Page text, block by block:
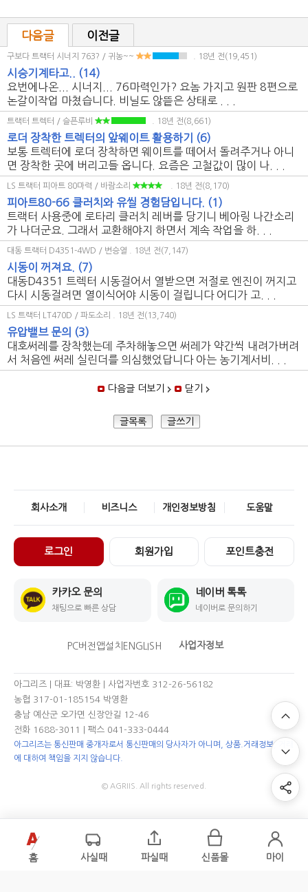
다음글 이전글
구보다 트랙터 시너지 763? / 귀농~~ . 18년 전(19,451)
시승기계타고.. (14)
요번에나온... 시너지... 76마력인가? 요놈 가지고 원판 8편으로
논갈이작업 마쳤습니다. 비닐도 않띁은 상태로 . . .
트랙터 트렉터 / 슬픈루비 . 18년 전(8,661)
로더 장착한 트렉터의 앞웨이트 활용하기 (6)
보통 트렉터에 로더 장착하면 웨이트를 떼어서 돌려주거나 아니
면 장착한 곳에 버리고들 옵니다. 요즘은 고철값이 많이 나. . .
LS 트랙터 피아트 80마력 / 바람소리 . 18년 전(8,170)
피아트80-66 클러치와 유씰 경험담입니다. (1)
트랙터 사용중에 로타리 클러치 레버를 당기니 베아링 나간소리
가 나더군요. 그래서 교환해야지 하면서 계속 작업을 하. . .
대동 트랙터 D4351-4WD / 변승열 . 18년 전(7,147)
시동이 꺼져요. (7)
대동D4351 트렉터 시동걸어서 열받으면 저절로 엔진이 꺼지고
다시 시동걸려면 열이식어야 시동이 걸립니다 어디가 고. . .
LS 트랙터 LT470D / 파도소리 . 18년 전(13,740)
유압밸브 문의 (3)
대호써레를 장착했는데 주차해놓으면 써레가 약간씩 내려가버려
서 처음엔 써레 실린더를 의심했었답니다 아는 농기계서비. . .
다음글 더보기 닫기
글목록 글쓰기
회사소개 비즈니스 개인정보방침 도움말
로그인 회원가입 포인트충전
카카오 문의
채팅으로 빠른 상담
네이버 톡톡
네이버로 문의하기
PC버전 앱설치 ENGLISH 사업자정보
아그리즈 | 대표: 박영환 | 사업자번호 312-26-56182
농협 317-01-185154 박영환
충남 예산군 오가면 신장안길 12-46
전화 1688-3011
| 팩스 041-333-0444
아그리즈는 통신판매 중개자로서 통신판매의 당사자가 아니며, 상품.거래정보, 거래
에 대하여 책임을 지지 않습니다.
© AGRIIS. All rights reserved.
홈 사실때 파실때 신품몰 마이